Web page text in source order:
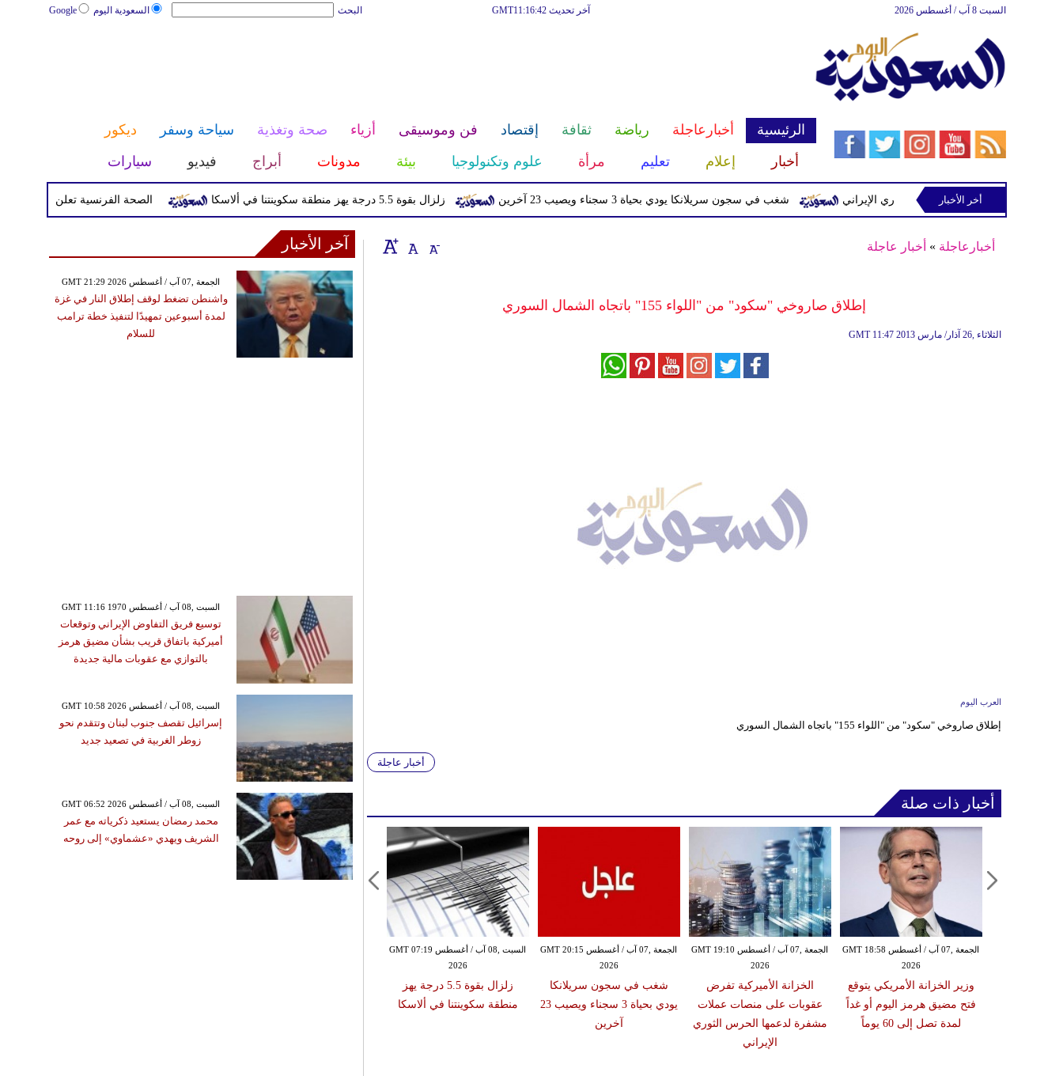
السعودية اليوم Google البحث آخر تحديث GMT11:16:42 السبت 8 آب / أغسطس 2026
الرئيسية أخبارعاجلة رياضة ثقافة إقتصاد فن وموسيقى أزياء صحة وتغذية سياحة وسفر
ديكور
أخبار
إعلام تعليم مرأة علوم وتكنولوجيا بيئة مدونات أبراج فيديو سيارات
الصحة الفرنسية تعلن إصابة سائح زلزال بقوة 5.5 درجة يهز منطقة سكوينتنا في ألاسكا شغب في سجون سريلانكا يودي بحياة 3 سجناء ويصيب 23 آخرين مشفرة لدعمها الحرس الثوري الإيراني
أخر الأخبار
أخبارعاجلة » أخبار عاجلة
إطلاق صاروخي "سكود" من "اللواء 155" باتجاه الشمال السوري‏
GMT 11:47 2013 الثلاثاء ,26 آذار/ مارس
العرب اليوم
إطلاق صاروخي "سكود" من "اللواء 155" باتجاه الشمال السوري‏
أخبار عاجلة
أخبار ذات صلة
السبت ,08 آب / أغسطس GMT 07:19
2026
زلزال بقوة 5.5 درجة يهز
منطقة سكوينتنا في ألاسكا
الجمعة ,07 آب / أغسطس GMT 20:15
2026
شغب في سجون سريلانكا
يودي بحياة 3 سجناء ويصيب 23
آخرين
الجمعة ,07 آب / أغسطس GMT 19:10
2026
الخزانة الأميركية تفرض
عقوبات على منصات عملات
مشفرة لدعمها الحرس الثوري
الإيراني
الجمعة ,07 آب / أغسطس GMT 18:58
2026
وزير الخزانة الأمريكي يتوقع
فتح مضيق هرمز اليوم أو غداً
لمدة تصل إلى 60 يوماً
آخر الأخبار
GMT 21:29 2026 الجمعة ,07 آب / أغسطس
واشنطن تضغط لوقف إطلاق النار في غزة
لمدة أسبوعين تمهيدًا لتنفيذ خطة ترامب
للسلام
GMT 11:16 1970 السبت ,08 آب / أغسطس
توسيع فريق التفاوض الإيراني وتوقعات
أميركية باتفاق قريب بشأن مضيق هرمز
بالتوازي مع عقوبات مالية جديدة
GMT 10:58 2026 السبت ,08 آب / أغسطس
إسرائيل تقصف جنوب لبنان وتتقدم نحو
زوطر الغربية في تصعيد جديد
GMT 06:52 2026 السبت ,08 آب / أغسطس
محمد رمضان يستعيد ذكرياته مع عمر
الشريف ويهدي «عشماوي» إلى روحه